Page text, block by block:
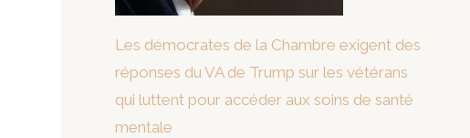
Les démocrates de la Chambre exigent des
réponses du VA de Trump sur les vétérans
qui luttent pour accéder aux soins de santé
mentale